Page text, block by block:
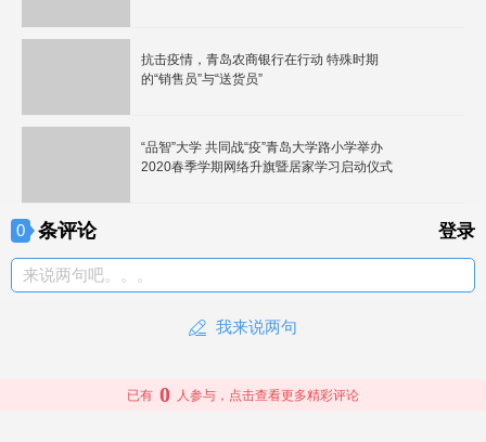
抗击疫情，青岛农商银行在行动 特殊时期
的“销售员”与“送货员”
“品智”大学 共同战“疫”青岛大学路小学举办
2020春季学期网络升旗暨居家学习启动仪式
0 条评论 登录
来说两句吧。。。
我来说两句
已有 0 人参与，点击查看更多精彩评论